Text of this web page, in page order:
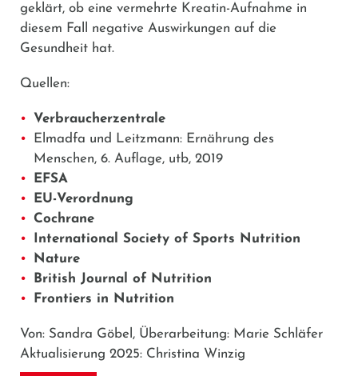
geklärt, ob eine vermehrte Kreatin-Aufnahme in
diesem Fall negative Auswirkungen auf die
Gesundheit hat.
Quellen:
Verbraucherzentrale
Elmadfa und Leitzmann: Ernährung des
Menschen, 6. Auflage, utb, 2019
EFSA
EU-Verordnung
Cochrane
International Society of Sports Nutrition
Nature
British Journal of Nutrition
Frontiers in Nutrition
Von: Sandra Göbel, Überarbeitung: Marie Schläfer
Aktualisierung 2025: Christina Winzig